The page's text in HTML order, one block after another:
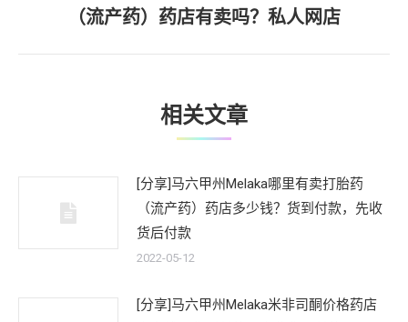
一
文
（流产药）药店有卖吗？私人网店
相关文章
[分享]马六甲州Melaka哪里有卖打胎药
（流产药）药店多少钱？货到付款，先收
货后付款
2022-05-12
[分享]马六甲州Melaka米非司酮价格药店